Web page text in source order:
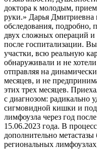
доктора к молодым,
руки.» Дарья Дмитриевна
обследования, подробно,
двух сложных операций и
после госпитализации.
участки, всю реальную
обнаруживали и не
отправляя на
месяцев, и не
этих трех месяцев.
с диагнозом: радикально
сигмовидной кишки и
лимфоузла через год
15.06.2023 года. В
дополнительно
региональных